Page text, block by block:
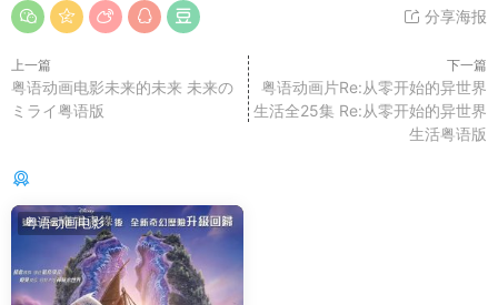
分享海报
上一篇
粤语动画电影未来的未来 未来の
ミライ粤语版
下一篇
粤语动画片Re:从零开始的异世界
生活全25集 Re:从零开始的异世界
生活粤语版
粤语动画电影